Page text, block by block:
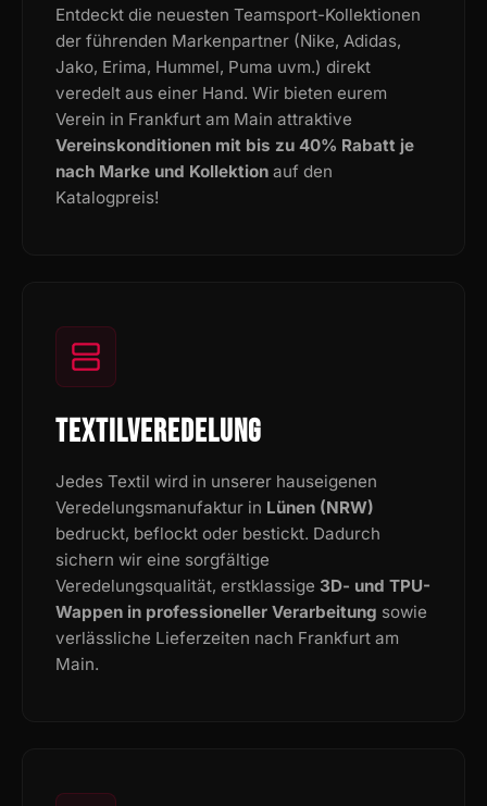
Entdeckt die neuesten Teamsport-Kollektionen
der führenden Markenpartner (Nike, Adidas,
Jako, Erima, Hummel, Puma uvm.) direkt
veredelt aus einer Hand. Wir bieten eurem
Verein in Frankfurt am Main attraktive
Vereinskonditionen mit bis zu 40% Rabatt je
nach Marke und Kollektion auf den
Katalogpreis!
TEXTILVEREDELUNG
Jedes Textil wird in unserer hauseigenen
Veredelungsmanufaktur in Lünen (NRW)
bedruckt, beflockt oder bestickt. Dadurch
sichern wir eine sorgfältige
Veredelungsqualität, erstklassige 3D- und TPU-
Wappen in professioneller Verarbeitung sowie
verlässliche Lieferzeiten nach Frankfurt am
Main.